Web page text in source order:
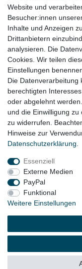
Gerne prüfen wir für
ob der Artikel bei
Alfa Romeo Giulietta
Website und
Besucher:innen
Inhalte und Anzeigen
Drittanbietern
analysieren. Die
Cookies. Wir teilen
Einstellungen
Die Datenverarbeitung
berechtigten
oder abgelehnt
und die Einwilligung
zu widerrufen.
Hinweise zur
Daten­schutz­erklärung
Essenziell
Externe Medien
PayPal
Funktional
Weitere Einstellungen
Impressum
Widerrufs­recht
©